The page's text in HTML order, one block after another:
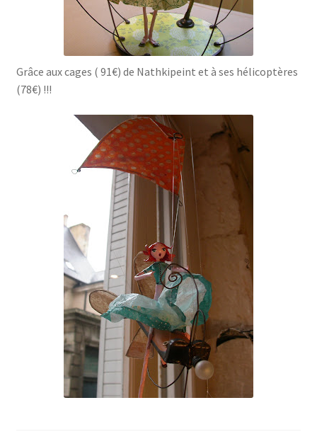
Grâce aux cages ( 91€) de Nathkipeint et à ses hélicoptères
(78€) !!!